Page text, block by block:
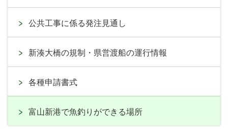
公共工事に係る発注見通し
新湊大橋の規制・県営渡船の運行情報
各種申請書式
富山新港で魚釣りができる場所